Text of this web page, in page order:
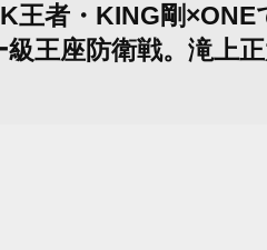
者・KING剛
王座防衛戦。滝上